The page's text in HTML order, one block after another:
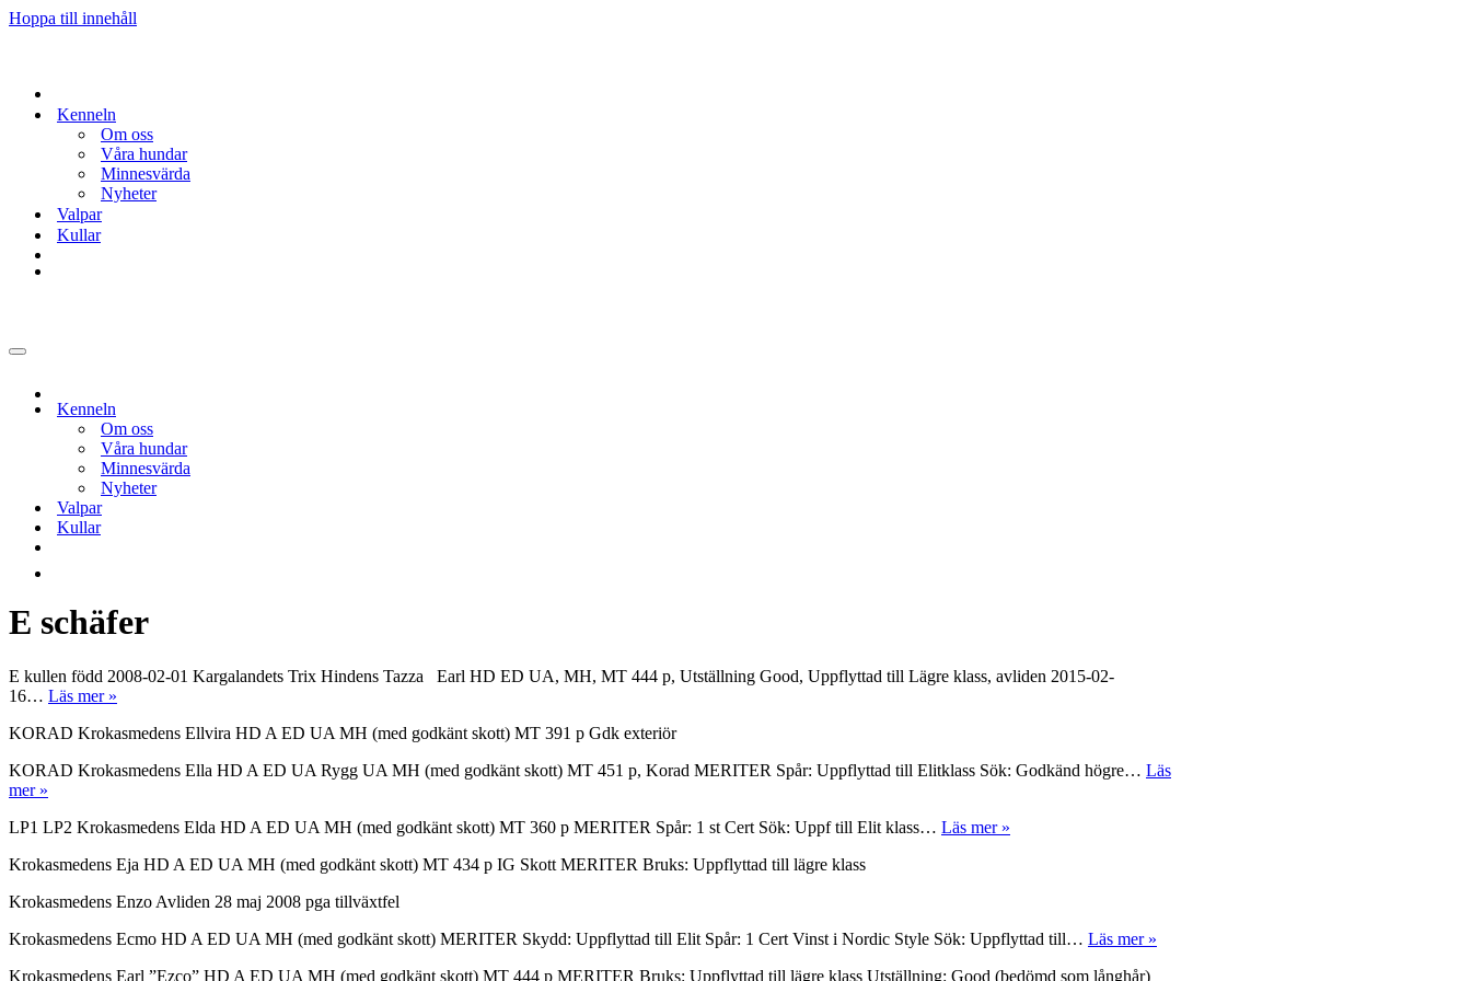
Hoppa till innehåll
Kenneln
Om oss
Våra hundar
Minnesvärda
Nyheter
Valpar
Kullar
Navigeringsmeny
Kenneln
Om oss
Våra hundar
Minnesvärda
Nyheter
Valpar
Kullar
E schäfer
E kullen född 2008-02-01 Kargalandets Trix Hindens Tazza Earl HD ED UA, MH, MT 444 p, Utställning Good, Uppflyttad till Lägre klass, avliden 2015-02-
16… Läs mer »
KORAD Krokasmedens Ellvira HD A ED UA MH (med godkänt skott) MT 391 p Gdk exteriör
KORAD Krokasmedens Ella HD A ED UA Rygg UA MH (med godkänt skott) MT 451 p, Korad MERITER Spår: Uppflyttad till Elitklass Sök: Godkänd högre… Läs
mer »
LP1 LP2 Krokasmedens Elda HD A ED UA MH (med godkänt skott) MT 360 p MERITER Spår: 1 st Cert Sök: Uppf till Elit klass… Läs mer »
Krokasmedens Eja HD A ED UA MH (med godkänt skott) MT 434 p IG Skott MERITER Bruks: Uppflyttad till lägre klass
Krokasmedens Enzo Avliden 28 maj 2008 pga tillväxtfel
Krokasmedens Ecmo HD A ED UA MH (med godkänt skott) MERITER Skydd: Uppflyttad till Elit Spår: 1 Cert Vinst i Nordic Style Sök: Uppflyttad till… Läs mer »
Krokasmedens Earl ”Ezco” HD A ED UA MH (med godkänt skott) MT 444 p MERITER Bruks: Uppflyttad till lägre klass Utställning: Good (bedömd som långhår)